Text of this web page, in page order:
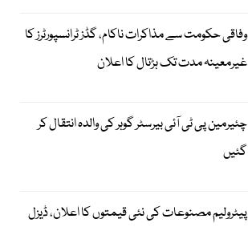
وفاقی حکومت سے مذاکرات ناکام، گڈز ٹرانسپورٹرز کا
غیرمعینہ مدت تک ہڑتال کا اعلان
چئیرمین پی ٹی آئی بیرسٹر گوہر کی والدہ انتقال کر
گئیں
پیٹرولیم مصنوعات کی نئی قیمتوں کا اعلان، ڈیزل